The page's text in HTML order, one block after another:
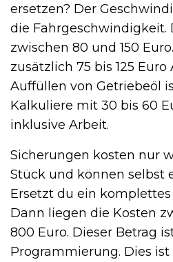
ersetzen? Der
die Fahrgeschwindigkeit.
zwischen 80 und 150
zusätzlich 75 bis 125
Auffüllen von Getriebeöl
Kalkuliere mit 30 bis 60
inklusive Arbeit.
Sicherungen kosten nur
Stück und können selbst
Ersetzt du ein komplettes
Dann liegen die Kosten
800 Euro. Dieser Betrag
Programmierung. Dies